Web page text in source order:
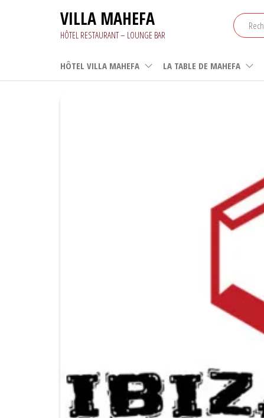
VILLA MAHEFA
HÔTEL RESTAURANT – LOUNGE BAR
HÔTEL VILLA MAHEFA LA TABLE DE MAHEFA